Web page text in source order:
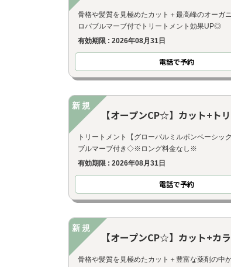
骨格や髪質を見極めたカット＋最高峰のオー
ロバブルマーブ付でトリートメント効果UP◎
有効期限 : 2026年08月31日
電話で予約
新規
【オープンCP☆】カット+ト
トリートメント【グローバルミルボンベーシ
ブルマーブ付き◇※ロング料金なし※
有効期限 : 2026年08月31日
電話で予約
新規
【オープンCP☆】カット+
骨格や髪質を見極めたカット＋豊富な薬剤の